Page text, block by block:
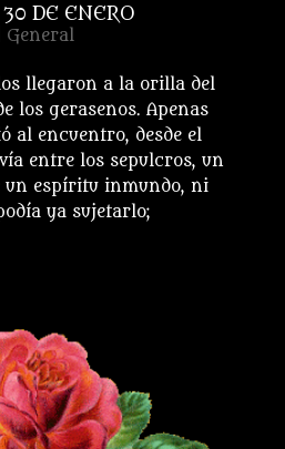
DE ENERO
General
llegaron a la orilla del
los gerasenos. Apenas
al encuentro, desde el
entre los sepulcros, un
un espíritu inmundo, ni
ya sujetarlo;